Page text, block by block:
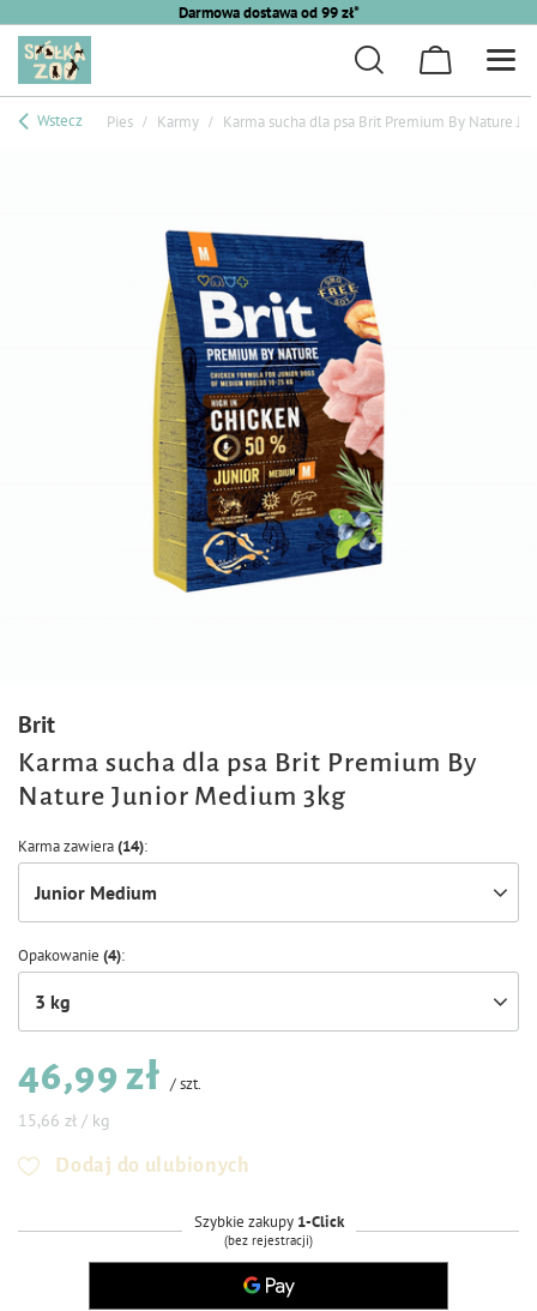
Darmowa dostawa od 99 zł*
Wstecz Pies Karmy Karma sucha dla psa Brit Premium By Nature
Brit
Karma sucha dla psa Brit Premium By
Nature Junior Medium 3kg
Karma zawiera(14)
Junior Medium
Opakowanie (4)
3 kg
46,99 zł /szt.
15,66 zł / kg
Dodaj do ulubionych
Szybkie zakupy 1-Click
(bez rejestracji)